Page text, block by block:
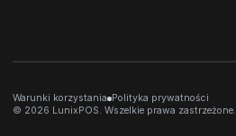
© 2026 LunixPOS. Wszelkie prawa zastrzeżone.
Warunki korzystania Polityka prywatności